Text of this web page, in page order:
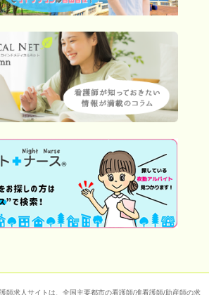
師求人サイトは、全国主要都市の看護師/准看護師/助産師の求